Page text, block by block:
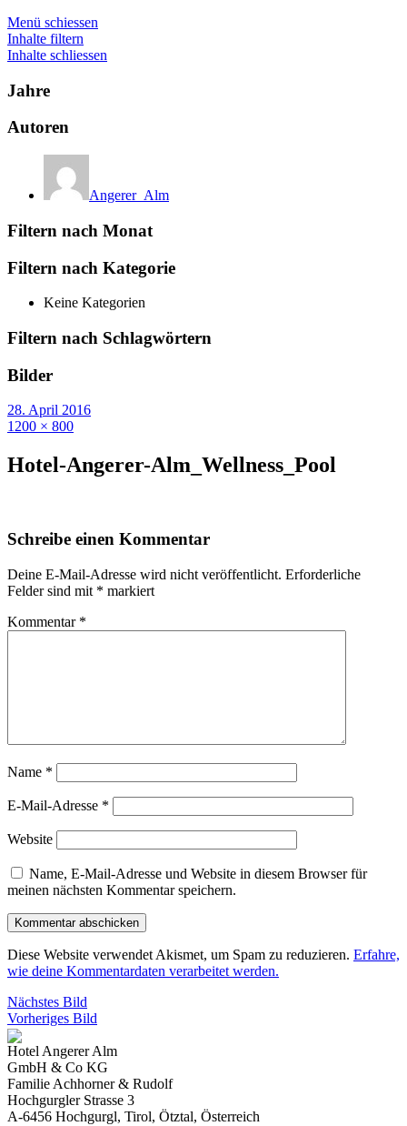
Menü schiessen
Inhalte filtern
Inhalte schliessen
Jahre
Autoren
Angerer_Alm
Filtern nach Monat
Filtern nach Kategorie
Keine Kategorien
Filtern nach Schlagwörtern
Bilder
28. April 2016
1200 × 800
Hotel-Angerer-Alm_Wellness_Pool
Schreibe einen Kommentar
Deine E-Mail-Adresse wird nicht veröffentlicht. Erforderliche
Felder sind mit * markiert
Kommentar *
Name *
E-Mail-Adresse *
Website
Name, E-Mail-Adresse und Website in diesem Browser für
meinen nächsten Kommentar speichern.
Diese Website verwendet Akismet, um Spam zu reduzieren. Erfahre,
wie deine Kommentardaten verarbeitet werden.
Nächstes Bild
Vorheriges Bild
Hotel Angerer Alm
GmbH & Co KG
Familie Achhorner & Rudolf
Hochgurgler Strasse 3
A-6456 Hochgurgl, Tirol, Ötztal, Österreich